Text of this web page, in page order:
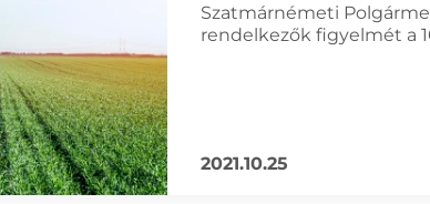
Szatmárnémeti
rendelkezők figyelmét a
2021.10.25